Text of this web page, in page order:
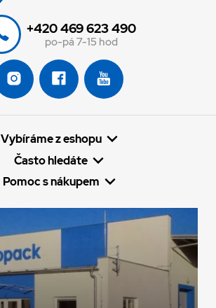
+420 469 623 490
po-pá 7-15 hod
Vybíráme z eshopu
Často hledáte
Pomoc s nákupem